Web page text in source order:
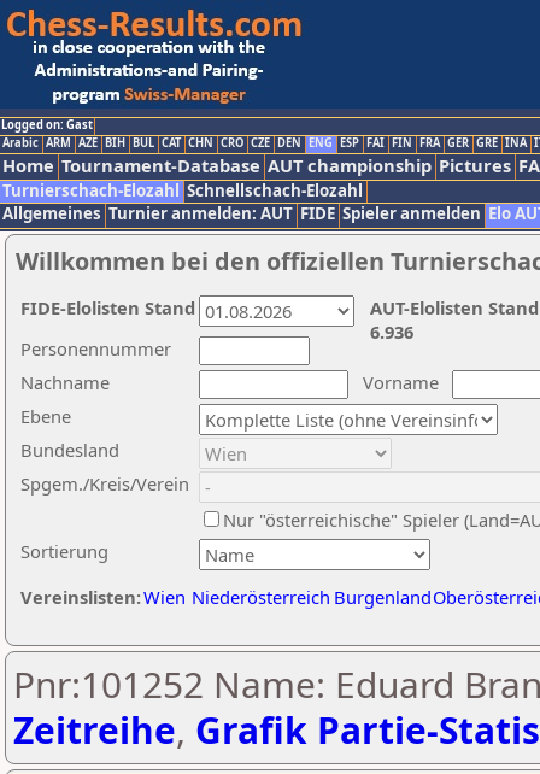
Logged on: Gast
Arabic ARM AZE BIH BUL CAT CHN CRO CZE DEN ENG ESP FAI FIN FRA GER GRE INA
Home Tournament-Database AUT championship Pictures
Turnierschach-Elozahl Schnellschach-Elozahl
Allgemeines Turnier anmelden: AUT FIDE Spieler anmelden Elo
Willkommen bei den offiziellen
Nachname
Vorname
Ebene
Sortierung
Personennummer
Bundesland
Spgem./Kreis/Verein
Nur "österreichische" Spieler
Vereinslisten:Wien Niederösterreich Burgenland
AUT-Elolisten
6.936
FIDE-Elolisten Stand
Pnr:101252 Name: Eduard
Zeitreihe, Grafik Partie-